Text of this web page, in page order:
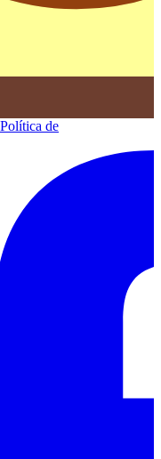
Política de